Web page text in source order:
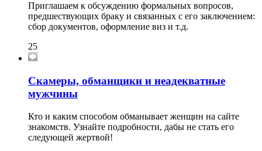
Приглашаем к обсуждению формальных вопросов,
предшествующих браку и связанных с его заключением:
сбор документов, оформление виз и т.д.
25
Скамеры, обманщики и неадекватные
мужчины
Кто и каким способом обманывает женщин на сайте
знакомств. Узнайте подробности, дабы не стать его
следующей жертвой!